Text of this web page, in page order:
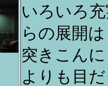
いろいろ
らの展開
突きこん
よりも目